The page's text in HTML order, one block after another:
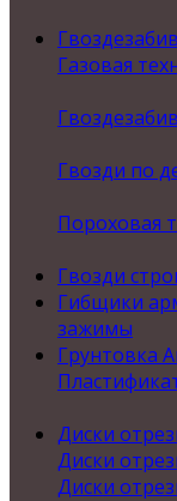
Газовая
Гвозди по
Пороховая
Гвозди
Гибщики
зажимы
Грунтовка
Диски
Диски
Диски